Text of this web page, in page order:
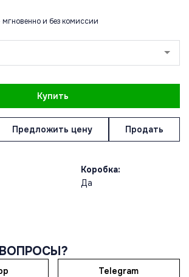
и без комиссии
Купить
Предложить цену Продать
Коробка:
Да
Telegram